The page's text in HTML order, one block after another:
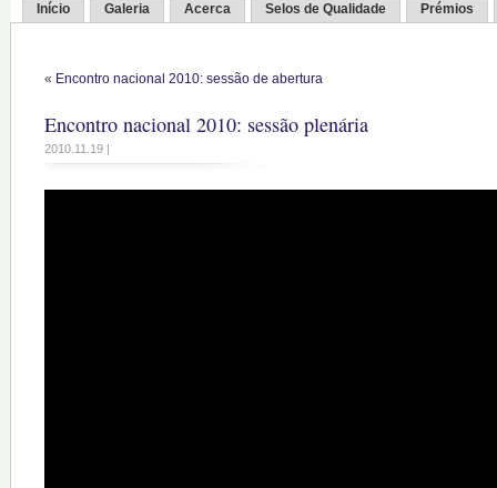
Início Galeria Acerca Selos de Qualidade Prémios
« Encontro nacional 2010: sessão de abertura
Encontro nacional 2010: sessão plenária
2010.11.19 |